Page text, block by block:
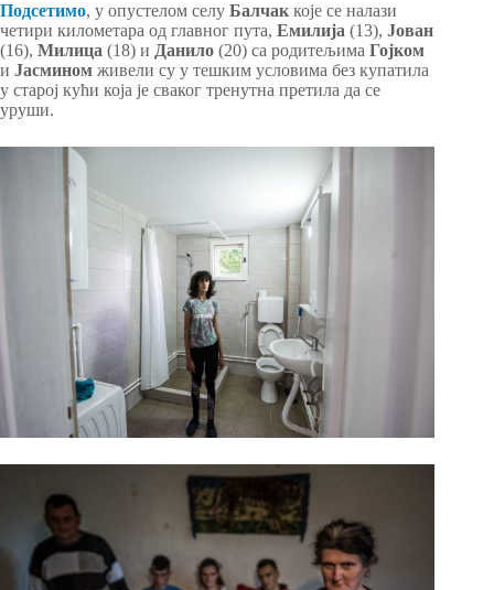
Подсетимо, у опустелом селу Балчак које се налази
четири километара од главног пута, Емилија (13), Јован
(16), Милица (18) и Данило (20) са родитељима Гојком
и Јасмином живели су у тешким условима без купатила
у старој кући која је сваког тренутна претила да се
уруши.